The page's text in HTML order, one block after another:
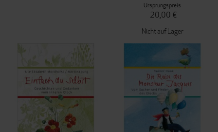
Ursprungspreis
20,00 €
Nicht auf Lager